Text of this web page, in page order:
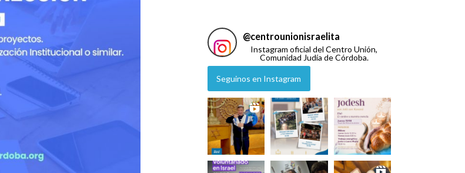
@centrounionisraelita
Instagram oficial del Centro Unión,
Comunidad Judía de Córdoba.
Seguinos en Instagram